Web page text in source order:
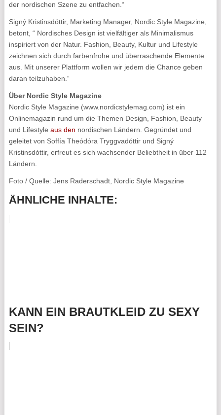
der nordischen Szene zu entfachen.“
Signý Kristinsdóttir, Marketing Manager, Nordic Style Magazine,
betont, “ Nordisches Design ist vielfältiger als Minimalismus
inspiriert von der Natur. Fashion, Beauty, Kultur und Lifestyle
zeichnen sich durch farbenfrohe und überraschende Elemente
aus. Mit unserer Plattform wollen wir jedem die Chance geben
daran teilzuhaben.“
Über Nordic Style Magazine
Nordic Style Magazine (www.nordicstylemag.com) ist ein
Onlinemagazin rund um die Themen Design, Fashion, Beauty
und Lifestyle aus den nordischen Ländern. Gegründet und
geleitet von Soffía Theódóra Tryggvadóttir und Signý
Kristinsdóttir, erfreut es sich wachsender Beliebtheit in über 112
Ländern.
Foto / Quelle: Jens Raderschadt, Nordic Style Magazine
ÄHNLICHE INHALTE:
KANN EIN BRAUTKLEID ZU SEXY
SEIN?